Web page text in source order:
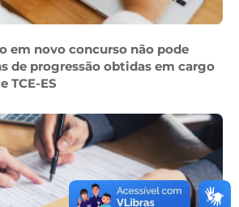
em novo concurso não pode
de progressão obtidas em cargo
TCE-ES